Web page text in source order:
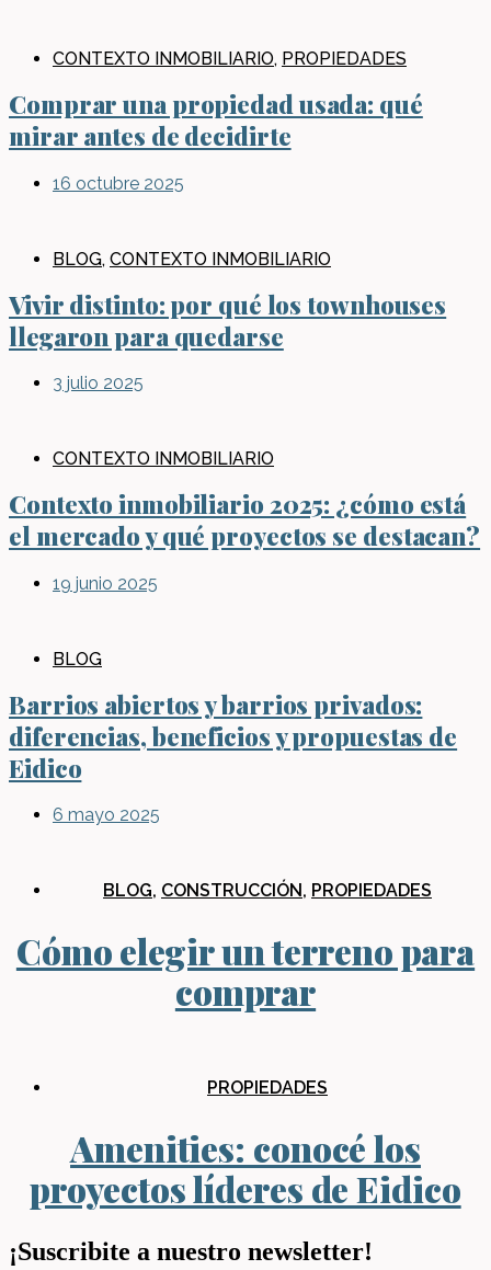
CONTEXTO INMOBILIARIO, PROPIEDADES
Comprar una propiedad usada: qué
mirar antes de decidirte
16 octubre 2025
BLOG, CONTEXTO INMOBILIARIO
Vivir distinto: por qué los townhouses
llegaron para quedarse
3 julio 2025
CONTEXTO INMOBILIARIO
Contexto inmobiliario 2025: ¿cómo está
el mercado y qué proyectos se destacan?
19 junio 2025
BLOG
Barrios abiertos y barrios privados:
diferencias, beneficios y propuestas de
Eidico
6 mayo 2025
BLOG, CONSTRUCCIÓN , PROPIEDADES
Cómo elegir un terreno para
comprar
PROPIEDADES
Amenities: conocé los
proyectos líderes de Eidico
¡Suscribite a nuestro newsletter!